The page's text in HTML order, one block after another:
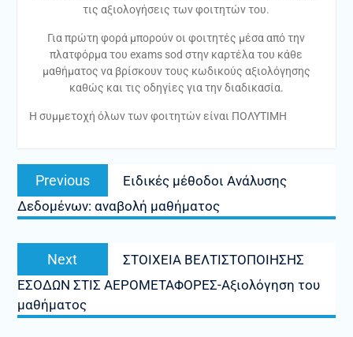
τις αξιολογήσεις των φοιτητών του.
Για πρώτη φορά μπορούν οι φοιτητές μέσα από την
πλατφόρμα του exams sod στην καρτέλα του κάθε
μαθήματος να βρίσκουν τους κωδικούς αξιολόγησης
καθώς και τις οδηγίες για την διαδικασία.
Η συμμετοχή όλων των φοιτητών είναι ΠΟΛΥΤΙΜΗ
Πλοήγηση
άρθρων
Previous
Previous
post:
Ειδικές μέθοδοι Ανάλυσης
Δεδομένων: αναβολή μαθήματος
Next
post:
ΣΤΟΙΧΕΙΑ ΒΕΛΤΙΣΤΟΠΟΙΗΣΗΣ
ΕΣΟΔΩΝ ΣΤΙΣ ΑΕΡΟΜΕΤΑΦΟΡΕΣ-Αξιολόγηση του
μαθήματος